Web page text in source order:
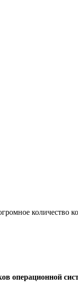
количество
операционной